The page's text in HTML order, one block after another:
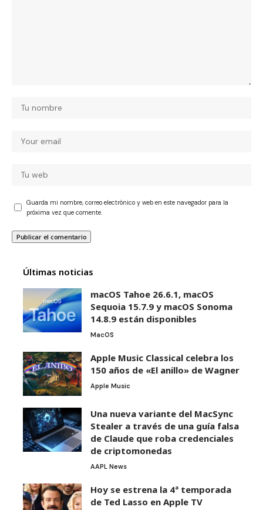
Guarda mi nombre, correo electrónico y web en este navegador para la
próxima vez que comente.
Últimas noticias
macOS Tahoe 26.6.1, macOS
Sequoia 15.7.9 y macOS Sonoma
14.8.9 están disponibles
MacOS
Apple Music Classical celebra los
150 años de «El anillo» de Wagner
Apple Music
Una nueva variante del MacSync
Stealer a través de una guía falsa
de Claude que roba credenciales
de criptomonedas
AAPL News
Hoy se estrena la 4ª temporada
de Ted Lasso en Apple TV